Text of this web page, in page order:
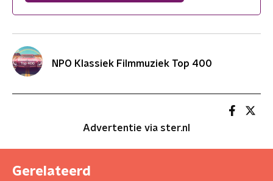
NPO Klassiek Filmmuziek Top 400
Advertentie via ster.nl
Gerelateerd